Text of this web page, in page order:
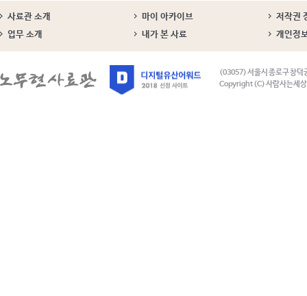
사료관 소개 마이 아카이브
저작권
업무 소개
내가 본 사료 개인정
(03057) 서울시 종로구 창덕
Copyright (C) 사람사는세